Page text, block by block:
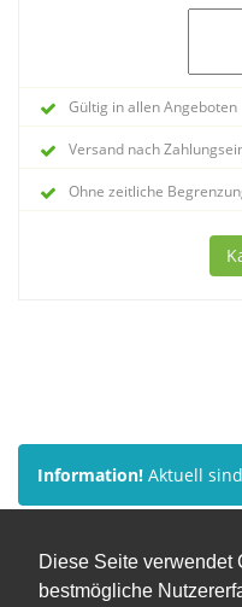
Diese Seite verwendet
bestmögliche
Gültig in allen Angeboten
Versand nach
Ohne zeitliche
Information! Aktuell